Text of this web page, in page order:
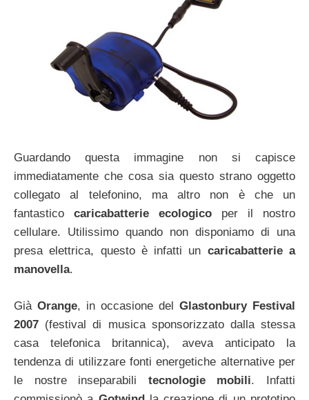
Guardando questa immagine non si capisce
immediatamente che cosa sia questo strano oggetto
collegato al telefonino, ma altro non è che un
fantastico caricabatterie ecologico per il nostro
cellulare. Utilissimo quando non disponiamo di una
presa elettrica, questo è infatti un caricabatterie a
manovella.
Già Orange, in occasione del Glastonbury Festival
2007 (festival di musica sponsorizzato dalla stessa
casa telefonica britannica), aveva anticipato la
tendenza di utilizzare fonti energetiche alternative per
le nostre inseparabili tecnologie mobili. Infatti